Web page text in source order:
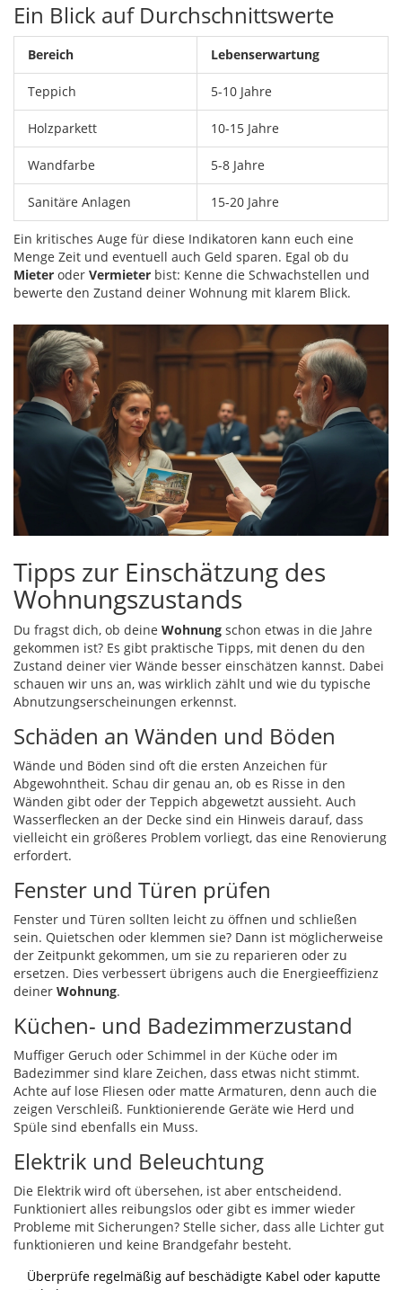
Ein Blick auf Durchschnittswerte
Bereich Lebenserwartung
Teppich 5-10 Jahre
Holzparkett 10-15 Jahre
Wandfarbe 5-8 Jahre
Sanitäre Anlagen 15-20 Jahre
Ein kritisches Auge für diese Indikatoren kann euch eine
Menge Zeit und eventuell auch Geld sparen. Egal ob du
Mieter oder Vermieter bist: Kenne die Schwachstellen und
bewerte den Zustand deiner Wohnung mit klarem Blick.
Tipps zur Einschätzung des
Wohnungszustands
Du fragst dich, ob deine Wohnung schon etwas in die Jahre
gekommen ist? Es gibt praktische Tipps, mit denen du den
Zustand deiner vier Wände besser einschätzen kannst. Dabei
schauen wir uns an, was wirklich zählt und wie du typische
Abnutzungserscheinungen erkennst.
Schäden an Wänden und Böden
Wände und Böden sind oft die ersten Anzeichen für
Abgewohntheit. Schau dir genau an, ob es Risse in den
Wänden gibt oder der Teppich abgewetzt aussieht. Auch
Wasserflecken an der Decke sind ein Hinweis darauf, dass
vielleicht ein größeres Problem vorliegt, das eine Renovierung
erfordert.
Fenster und Türen prüfen
Fenster und Türen sollten leicht zu öffnen und schließen
sein. Quietschen oder klemmen sie? Dann ist möglicherweise
der Zeitpunkt gekommen, um sie zu reparieren oder zu
ersetzen. Dies verbessert übrigens auch die Energieeffizienz
deiner Wohnung.
Küchen- und Badezimmerzustand
Muffiger Geruch oder Schimmel in der Küche oder im
Badezimmer sind klare Zeichen, dass etwas nicht stimmt.
Achte auf lose Fliesen oder matte Armaturen, denn auch die
zeigen Verschleiß. Funktionierende Geräte wie Herd und
Spüle sind ebenfalls ein Muss.
Elektrik und Beleuchtung
Die Elektrik wird oft übersehen, ist aber entscheidend.
Funktioniert alles reibungslos oder gibt es immer wieder
Probleme mit Sicherungen? Stelle sicher, dass alle Lichter gut
funktionieren und keine Brandgefahr besteht.
Überprüfe regelmäßig auf beschädigte Kabel oder kaputte